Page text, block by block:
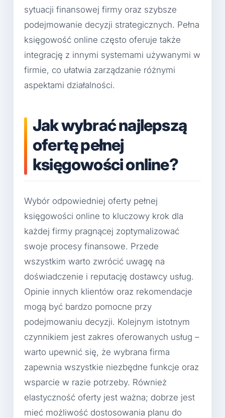
sytuacji finansowej firmy oraz szybsze
podejmowanie decyzji strategicznych. Pełna
księgowość online często oferuje także
integrację z innymi systemami używanymi w
firmie, co ułatwia zarządzanie różnymi
aspektami działalności.
Jak wybrać najlepszą
ofertę pełnej
księgowości online?
Wybór odpowiedniej oferty pełnej
księgowości online to kluczowy krok dla
każdej firmy pragnącej zoptymalizować
swoje procesy finansowe. Przede
wszystkim warto zwrócić uwagę na
doświadczenie i reputację dostawcy usług.
Opinie innych klientów oraz rekomendacje
mogą być bardzo pomocne przy
podejmowaniu decyzji. Kolejnym istotnym
czynnikiem jest zakres oferowanych usług –
warto upewnić się, że wybrana firma
zapewnia wszystkie niezbędne funkcje oraz
wsparcie w razie potrzeby. Również
elastyczność oferty jest ważna; dobrze jest
mieć możliwość dostosowania planu do